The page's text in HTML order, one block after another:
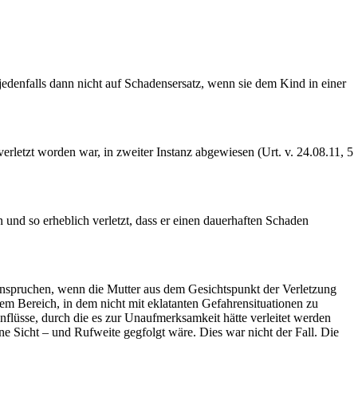
dann nicht auf Schadensersatz, wenn sie dem Kind in einer
worden war, in zweiter Instanz abgewiesen (Urt. v. 24.08.11, 5
so erheblich verletzt, dass er einen dauerhaften Schaden
wenn die Mutter aus dem Gesichtspunkt der Verletzung
Bereich, in dem nicht mit eklatanten Gefahrensituationen zu
durch die es zur Unaufmerksamkeit hätte verleitet werden
Sicht – und Rufweite gegfolgt wäre. Dies war nicht der Fall. Die